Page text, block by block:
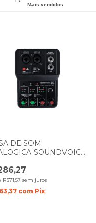
Mais vendidos
DE SOM
SOUNDVOICE
R$71,57 sem juros
com Pix